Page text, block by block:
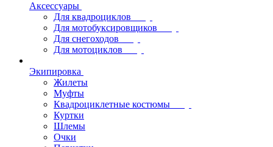
Аксессуары
Для квадроциклов
Для мотобуксировщиков
Для снегоходов
Для мотоциклов
Экипировка
Жилеты
Муфты
Квадроциклетные костюмы
Куртки
Шлемы
Очки